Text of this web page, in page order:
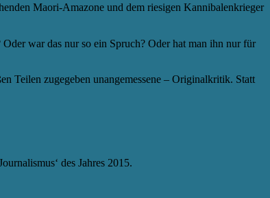
Maori-Amazone und dem riesigen Kannibalenkrieger
war das nur so ein Spruch? Oder hat man ihn nur für
Teilen zugegeben unangemessene – Originalkritik. Statt
des Jahres 2015.